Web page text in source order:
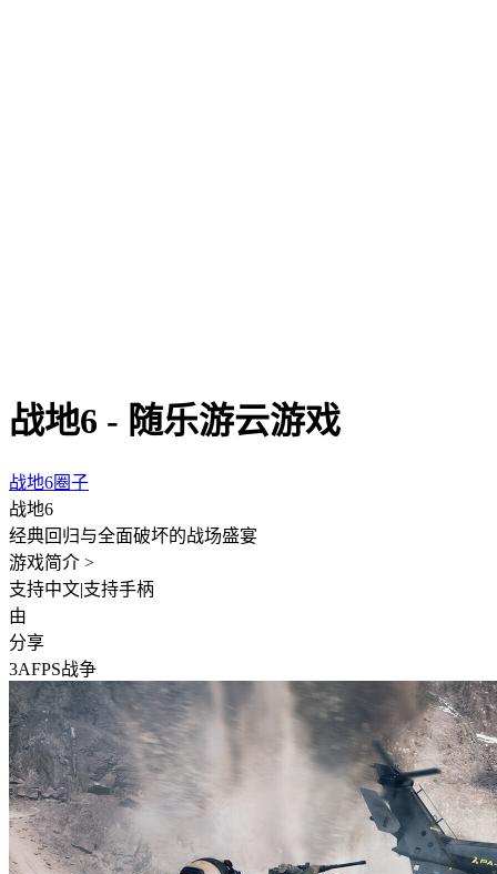
战地6 - 随乐游云游戏
战地6圈子
战地6
经典回归与全面破坏的战场盛宴
游戏简介 >
支持中文|支持手柄
由
分享
3AFPS战争